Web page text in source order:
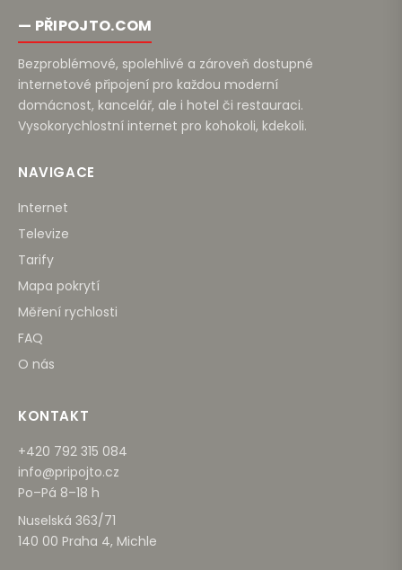
— PŘIPOJTO.COM
Bezproblémové, spolehlivé a zároveň dostupné
internetové připojení pro každou moderní
domácnost, kancelář, ale i hotel či restauraci.
Vysokorychlostní internet pro kohokoli, kdekoli.
NAVIGACE
Internet
Televize
Tarify
Mapa pokrytí
Měření rychlosti
FAQ
O nás
KONTAKT
+420 792 315 084
info@pripojto.cz
Po–Pá 8–18 h
Nuselská 363/71
140 00 Praha 4, Michle